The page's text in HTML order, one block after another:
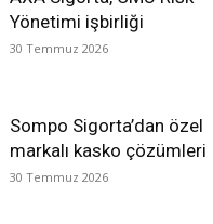
Yönetimi işbirliği
30 Temmuz 2026
Sompo Sigorta’dan özel
markalı kasko çözümleri
30 Temmuz 2026